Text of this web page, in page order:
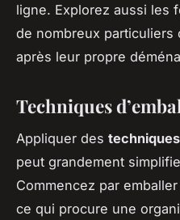
ligne. Explorez aussi les
de nombreux particuliers
après leur propre
Techniques
Appliquer des techniques
peut grandement
Commencez par
ce qui procure une